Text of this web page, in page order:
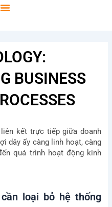
BUSINESS
kết trực tiếp giữa doanh
dây ấy càng linh hoạt, càng
quá trình hoạt động kinh
loại bỏ hệ thống